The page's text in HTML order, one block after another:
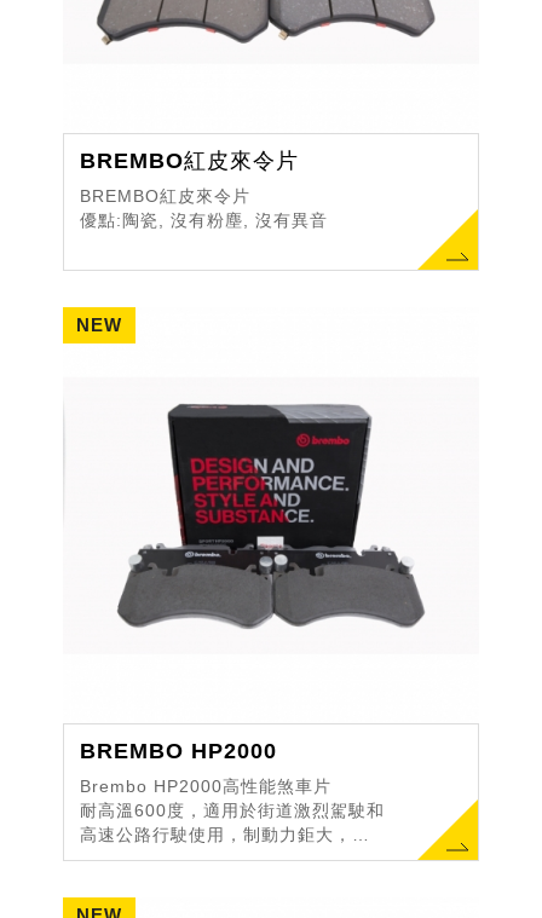
BREMBO紅皮來令片
BREMBO紅皮來令片
優點:陶瓷, 沒有粉塵, 沒有異音
BREMBO HP2000
Brembo HP2000高性能煞車片
耐高溫600度，適用於街道激烈駕駛和
高速公路行駛使用，制動力鉅大，縮
短煞車距離。
度、溫度範圍內提供穩...